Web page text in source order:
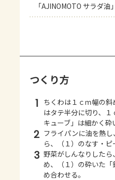
「AJINOMOTO サラダ油」
つくり方
1 ちくわは１ｃｍ幅の
はタテ半分に切り、
キューブ」は細かく砕
2 フライパンに油を熱
ら、（１）のなす・ピ
3 野菜がしんなりした
め、（１）の砕いた
め合わせる。